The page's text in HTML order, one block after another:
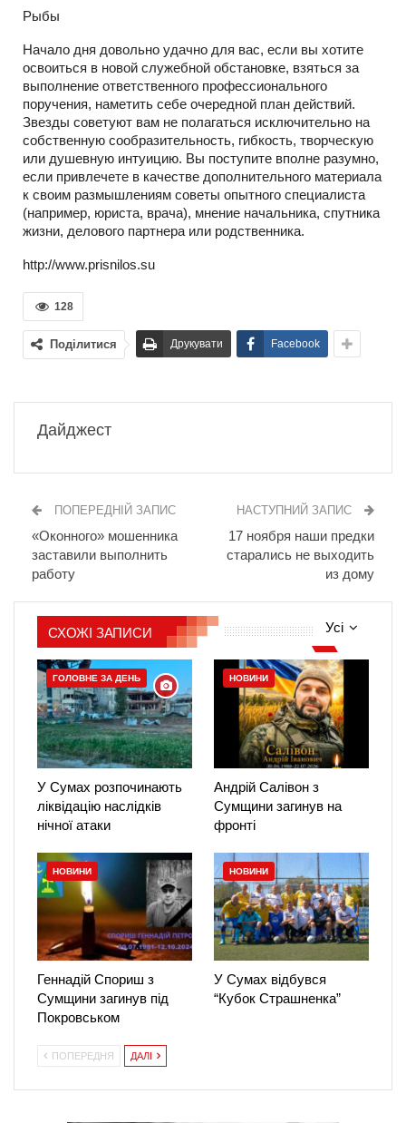
Рыбы
Начало дня довольно удачно для вас, если вы хотите
освоиться в новой служебной обстановке, взяться за
выполнение ответственного профессионального
поручения, наметить себе очередной план действий.
Звезды советуют вам не полагаться исключительно на
собственную сообразительность, гибкость, творческую
или душевную интуицию. Вы поступите вполне разумно,
если привлечете в качестве дополнительного материала
к своим размышлениям советы опытного специалиста
(например, юриста, врача), мнение начальника, спутника
жизни, делового партнера или родственника.
http://www.prisnilos.su
128
Поділитися Друкувати Facebook
Дайджест
ПОПЕРЕДНІЙ ЗАПИС
«Оконного» мошенника
заставили выполнить
работу
НАСТУПНИЙ ЗАПИС
17 ноября наши предки
старались не выходить
из дому
Усі
СХОЖІ ЗАПИСИ
ГОЛОВНЕ ЗА ДЕНЬ
У Сумах розпочинають
ліквідацію наслідків
нічної атаки
НОВИНИ
Андрій Салівон з
Сумщини загинув на
фронті
НОВИНИ
Геннадій Спориш з
Сумщини загинув під
Покровськом
НОВИНИ
У Сумах відбувся
“Кубок Страшненка”
ПОПЕРЕДНЯ ДАЛІ